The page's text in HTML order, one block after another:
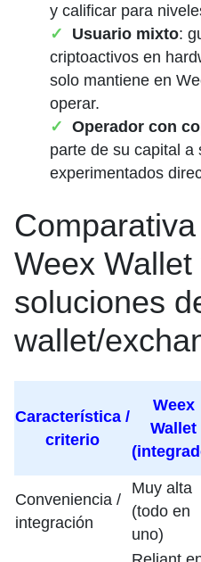
y calificar para
Usuario mixto:
criptoactivos en
solo mantiene en
operar.
Operador con
parte de su capital a
experimentados
Weex
soluciones
wallet/
Característica /
criterio
Weex
Wallet
Conveniencia /
integración
Muy alta
(todo en
uno)